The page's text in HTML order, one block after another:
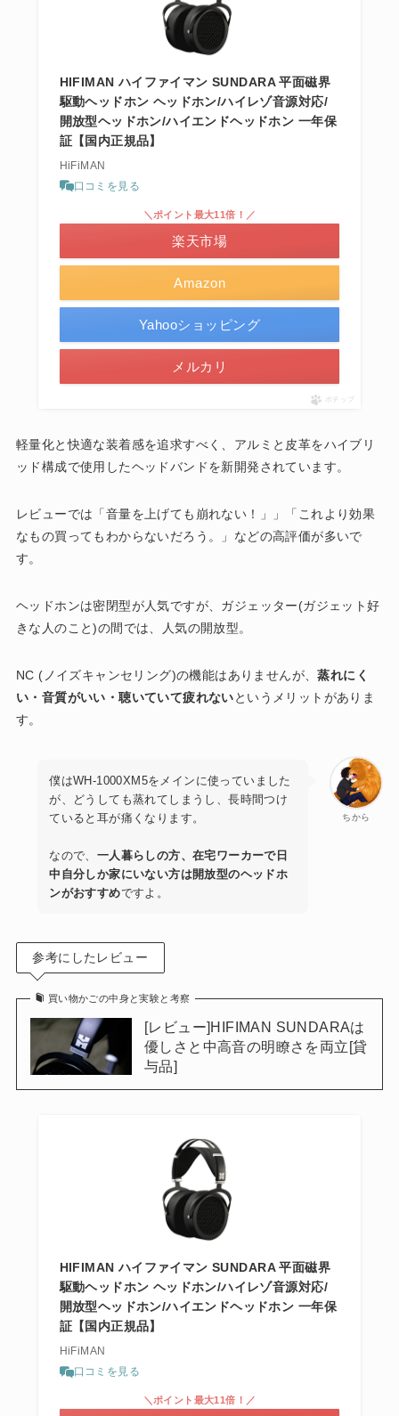
HIFIMAN ハイファイマン SUNDARA 平面磁界
駆動ヘッドホン ヘッドホン/ハイレゾ音源対応/
開放型ヘッドホン/ハイエンドヘッドホン 一年保
証【国内正規品】
HiFiMAN
口コミを見る
Amazon
＼ポイント最大11倍！／
楽天市場
Yahooショッピング
メルカリ
ポチップ
軽量化と快適な装着感を追求すべく、アルミと皮革をハイブリ
ッド構成で使用したヘッドバンドを新開発されています。
レビューでは「音量を上げても崩れない！」」「これより効果
なもの買ってもわからないだろう。」などの高評価が多いで
す。
ヘッドホンは密閉型が人気ですが、ガジェッター(ガジェット好
きな人のこと)の間では、人気の開放型。
NC (ノイズキャンセリング)の機能はありませんが、蒸れにく
い・音質がいい・聴いていて疲れないというメリットがありま
す。
ちから
僕はWH-1000XM5をメインに使っていました
が、どうしても蒸れてしまうし、長時間つけ
ていると耳が痛くなります。
なので、 一人暮らしの方、在宅ワーカーで日
中自分しか家にいない方は開放型のヘッドホ
ンがおすすめですよ。
参考にしたレビュー
買い物かごの中身と実験と考察
[レビュー]HIFIMAN SUNDARAは
優しさと中高音の明瞭さを両立[貸
与品]
HIFIMAN ハイファイマン SUNDARA 平面磁界
駆動ヘッドホン ヘッドホン/ハイレゾ音源対応/
開放型ヘッドホン/ハイエンドヘッドホン 一年保
証【国内正規品】
HiFiMAN
口コミを見る
＼ポイント最大11倍！／